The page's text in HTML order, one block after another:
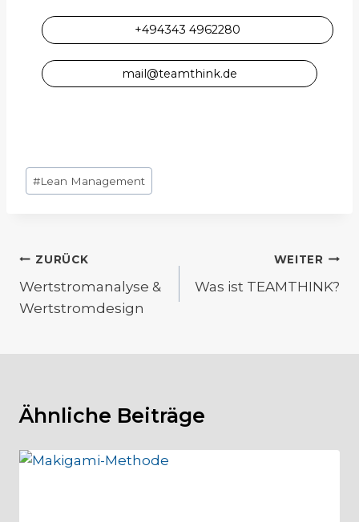
+494343 4962280
mail@teamthink.de
Schlagworte:
#Lean Management
Beitragsnavigation
ZURÜCK
Wertstromanalyse &
Wertstromdesign
WEITER
Was ist TEAMTHINK?
Ähnliche Beiträge